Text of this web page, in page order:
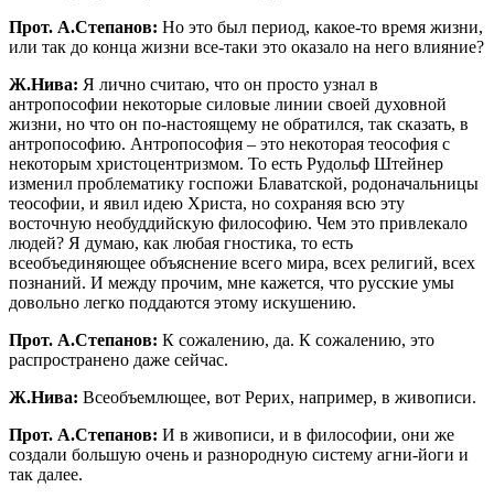
Прот. А.Степанов: Но это был период, какое-то время жизни,
или так до конца жизни все-таки это оказало на него влияние?
Ж.Нива: Я лично считаю, что он просто узнал в
антропософии некоторые силовые линии своей духовной
жизни, но что он по-настоящему не обратился, так сказать, в
антропософию. Антропософия – это некоторая теософия с
некоторым христоцентризмом. То есть Рудольф Штейнер
изменил проблематику госпожи Блаватской, родоначальницы
теософии, и явил идею Христа, но сохраняя всю эту
восточную необуддийскую философию. Чем это привлекало
людей? Я думаю, как любая гностика, то есть
всеобъединяющее объяснение всего мира, всех религий, всех
познаний. И между прочим, мне кажется, что русские умы
довольно легко поддаются этому искушению.
Прот. А.Степанов: К сожалению, да. К сожалению, это
распространено даже сейчас.
Ж.Нива: Всеобъемлющее, вот Рерих, например, в живописи.
Прот. А.Степанов: И в живописи, и в философии, они же
создали большую очень и разнородную систему агни-йоги и
так далее.